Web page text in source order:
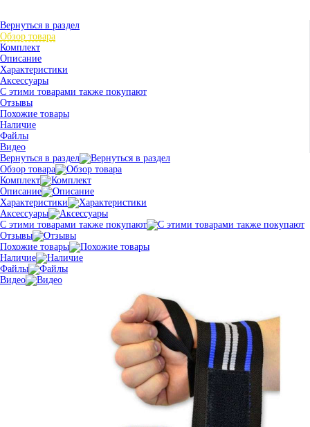
Вернуться в раздел
Обзор товара
Комплект
Описание
Характеристики
Аксессуары
С этими товарами также покупают
Отзывы
Похожие товары
Наличие
Файлы
Видео
Вернуться в раздел
Обзор товара
Комплект
Описание
Характеристики
Аксессуары
С этими товарами также покупают
Отзывы
Похожие товары
Наличие
Файлы
Видео